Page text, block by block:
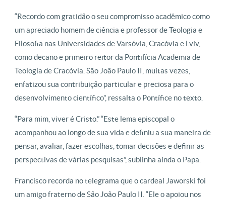
“Recordo com gratidão o seu compromisso acadêmico como
um apreciado homem de ciência e professor de Teologia e
Filosofia nas Universidades de Varsóvia, Cracóvia e Lviv,
como decano e primeiro reitor da Pontifícia Academia de
Teologia de Cracóvia. São João Paulo II, muitas vezes,
enfatizou sua contribuição particular e preciosa para o
desenvolvimento científico”, ressalta o Pontífice no texto.
“Para mim, viver é Cristo.” “Este lema episcopal o
acompanhou ao longo de sua vida e definiu a sua maneira de
pensar, avaliar, fazer escolhas, tomar decisões e definir as
perspectivas de várias pesquisas”, sublinha ainda o Papa.
Francisco recorda no telegrama que o cardeal Jaworski foi
um amigo fraterno de São João Paulo II. “Ele o apoiou nos